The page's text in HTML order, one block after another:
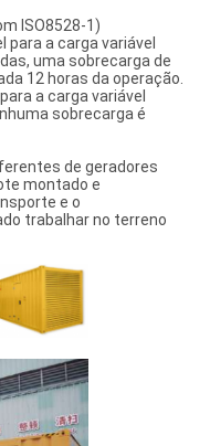
ISO8528-1)
para a carga variável
uma sobrecarga de
12 horas da operação.
a carga variável
sobrecarga é
de geradores
montado e
e o
trabalhar no terreno